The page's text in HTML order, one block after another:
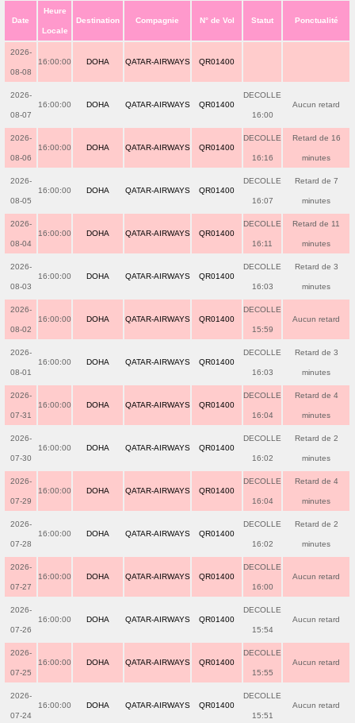
Date
Heure
Locale
Destination Compagnie N° de Vol Statut Ponctualité
2026-
08-08
16:00:00 DOHA QATAR-AIRWAYS QR01400
2026-
08-07
16:00:00 DOHA QATAR-AIRWAYS QR01400
DECOLLE
16:00
Aucun retard
2026-
08-06
16:00:00 DOHA QATAR-AIRWAYS QR01400
DECOLLE
16:16
Retard de 16
minutes
2026-
08-05
16:00:00 DOHA QATAR-AIRWAYS QR01400
DECOLLE
16:07
Retard de 7
minutes
2026-
08-04
16:00:00 DOHA QATAR-AIRWAYS QR01400
DECOLLE
16:11
Retard de 11
minutes
2026-
08-03
16:00:00 DOHA QATAR-AIRWAYS QR01400
DECOLLE
16:03
Retard de 3
minutes
2026-
08-02
16:00:00 DOHA QATAR-AIRWAYS QR01400
DECOLLE
15:59
Aucun retard
2026-
08-01
16:00:00 DOHA QATAR-AIRWAYS QR01400
DECOLLE
16:03
Retard de 3
minutes
2026-
07-31
16:00:00 DOHA QATAR-AIRWAYS QR01400
DECOLLE
16:04
Retard de 4
minutes
2026-
07-30
16:00:00 DOHA QATAR-AIRWAYS QR01400
DECOLLE
16:02
Retard de 2
minutes
2026-
07-29
16:00:00 DOHA QATAR-AIRWAYS QR01400
DECOLLE
16:04
Retard de 4
minutes
2026-
07-28
16:00:00 DOHA QATAR-AIRWAYS QR01400
DECOLLE
16:02
Retard de 2
minutes
2026-
07-27
16:00:00 DOHA QATAR-AIRWAYS QR01400
DECOLLE
16:00
Aucun retard
2026-
07-26
16:00:00 DOHA QATAR-AIRWAYS QR01400
DECOLLE
15:54
Aucun retard
2026-
07-25
16:00:00 DOHA QATAR-AIRWAYS QR01400
DECOLLE
15:55
Aucun retard
2026-
07-24
16:00:00 DOHA QATAR-AIRWAYS QR01400
DECOLLE
15:51
Aucun retard